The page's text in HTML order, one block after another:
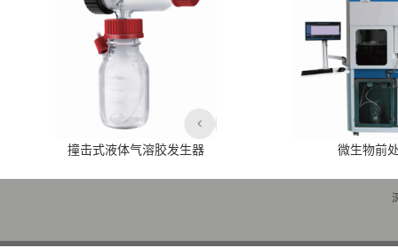
撞击式液体气溶胶发生器 微生物前